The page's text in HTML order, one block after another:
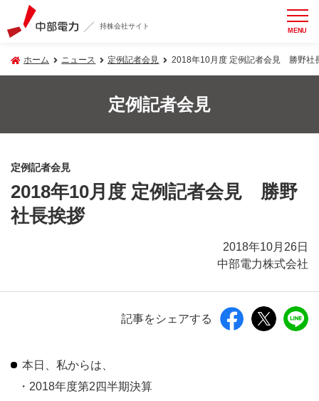
持株会社サイト MENU
ホーム ニュース 定例記者会見 2018年10月度 定例記者会見 勝野社
定例記者会見
定例記者会見
2018年10月度 定例記者会見 勝野
社長挨拶
2018年10月26日
中部電力株式会社
記事をシェアする
本日、私からは、
2018年度第2四半期決算